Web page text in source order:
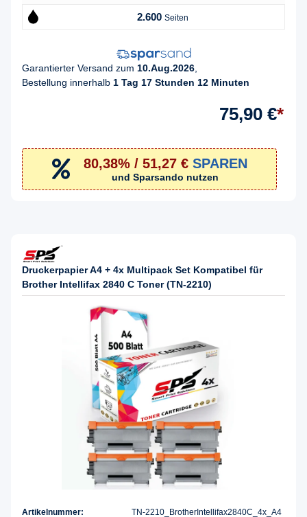
2.600 Seiten
Garantierter Versand zum 10.Aug.2026
Bestellung innerhalb 1 Tag 17 Stunden 12 Minuten
75,90 €*
80,38% / 51,27 € SPAREN
und Sparsando nutzen
Druckerpapier A4 + 4x Multipack Set Kompatibel für
Brother Intellifax 2840 C Toner (TN-2210)
Artikelnummer: TN-2210_BrotherIntellifax2840C_4x_A4